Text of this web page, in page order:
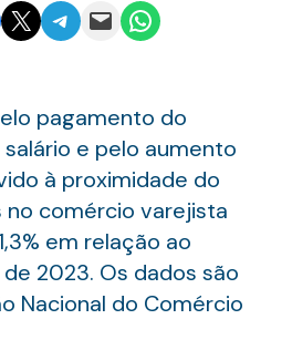
Facebook
Email this PageShare on Telegram
Email this PageShare on WhatsApp
pagamento do
e pelo aumento
à proximidade do
no comércio varejista
em relação ao
2023. Os dados são
Nacional do Comércio